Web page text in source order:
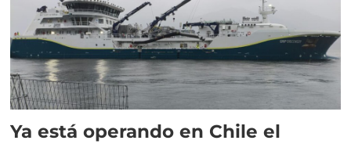
Ya está operando en Chile el